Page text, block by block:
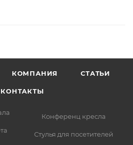
КОМПАНИЯ СТАТЬИ
КОНТАКТЫ
Конференц кресла
Стулья для посетителей